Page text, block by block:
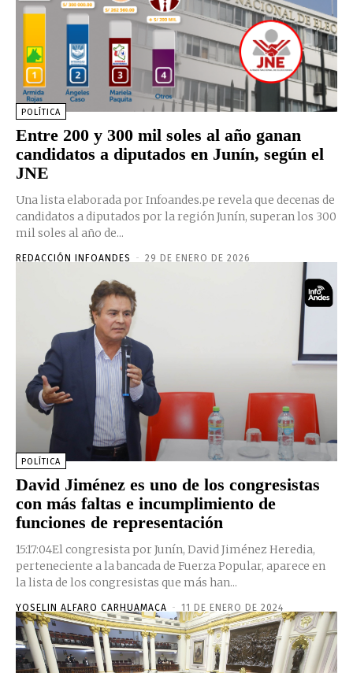
POLÍTICA
Entre 200 y 300 mil soles al año ganan
candidatos a diputados en Junín, según el
JNE
Una lista elaborada por Infoandes.pe revela que decenas de
candidatos a diputados por la región Junín, superan los 300
mil soles al año de...
REDACCIÓN INFOANDES - 29 DE ENERO DE 2026
POLÍTICA
David Jiménez es uno de los congresistas
con más faltas e incumplimiento de
funciones de representación
15:17:04El congresista por Junín, David Jiménez Heredia,
perteneciente a la bancada de Fuerza Popular, aparece en
la lista de los congresistas que más han...
YOSELIN ALFARO CARHUAMACA - 11 DE ENERO DE 2024